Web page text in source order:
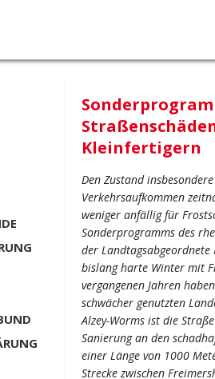
Kleinfertigern
Den Zustand
Verkehrsaufkommen
weniger anfällig für
Sonderprogramms des
der
bislang harte Winter mit
vergangenen Jahren
schwächer genutzten
Alzey-Worms ist die
Sanierung an den
einer Länge von 1000
Strecke zwischen